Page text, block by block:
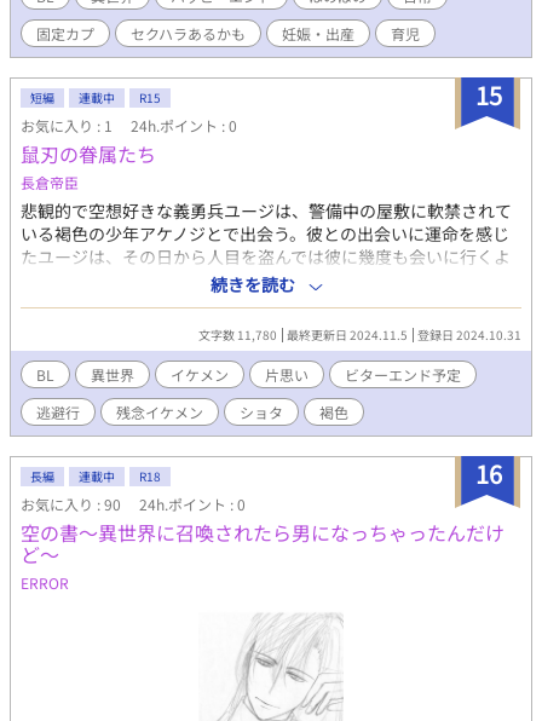
固定カプ
セクハラあるかも 妊娠・出産 育児
15
短編 連載中 R15
お気に入り : 1 24h.ポイント : 0
鼠刃の眷属たち
長倉帝臣
悲観的で空想好きな義勇兵ユージは、警備中の屋敷に軟禁されて
いる褐色の少年アケノジとで出会う。彼との出会いに運命を感じ
たユージは、その日から人目を盗んでは彼に幾度も会いに行くよ
うになる。そして彼の軟禁の理由を知ったユージは彼と共に街を
抜け出すことを決断するのだった。二人の過酷で孤独な逃避行が
始まる。 ※やんちゃな異国系の褐色少年(アケノジ)と空想好きの
捻くれ美青年(ユージ)の恋物語です
続きを読む
文字数 11,780 最終更新日 2024.11.5 登録日 2024.10.31
BL 異世界 イケメン 片思い
ビターエンド予定
逃避行
残念イケメン ショタ 褐色
16
長編 連載中 R18
お気に入り : 90 24h.ポイント : 0
空の書～異世界に召喚されたら男になっちゃったんだけ
ど～
ERROR